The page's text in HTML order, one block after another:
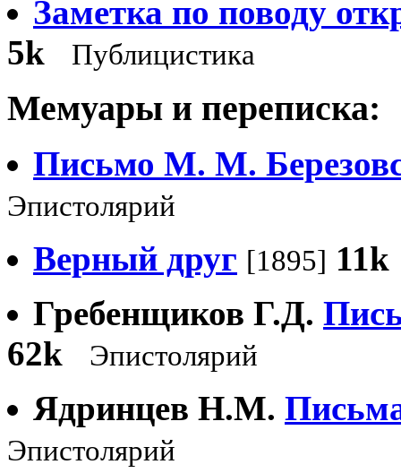
Заметка по поводу
5k
Публицистика
Мемуары и переписка:
Письмо М. М.
Эпистолярий
Верный друг [1895] 11k
Гребенщиков Г.Д.
62k
Эпистолярий
Ядринцев Н.М.
Эпистолярий